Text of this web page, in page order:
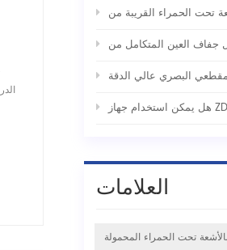
العلامات
تحت الحمراء المحمولة